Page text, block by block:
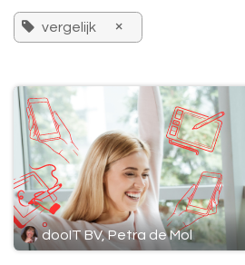
vergelijk ×
dooIT BV, Petra de Mol